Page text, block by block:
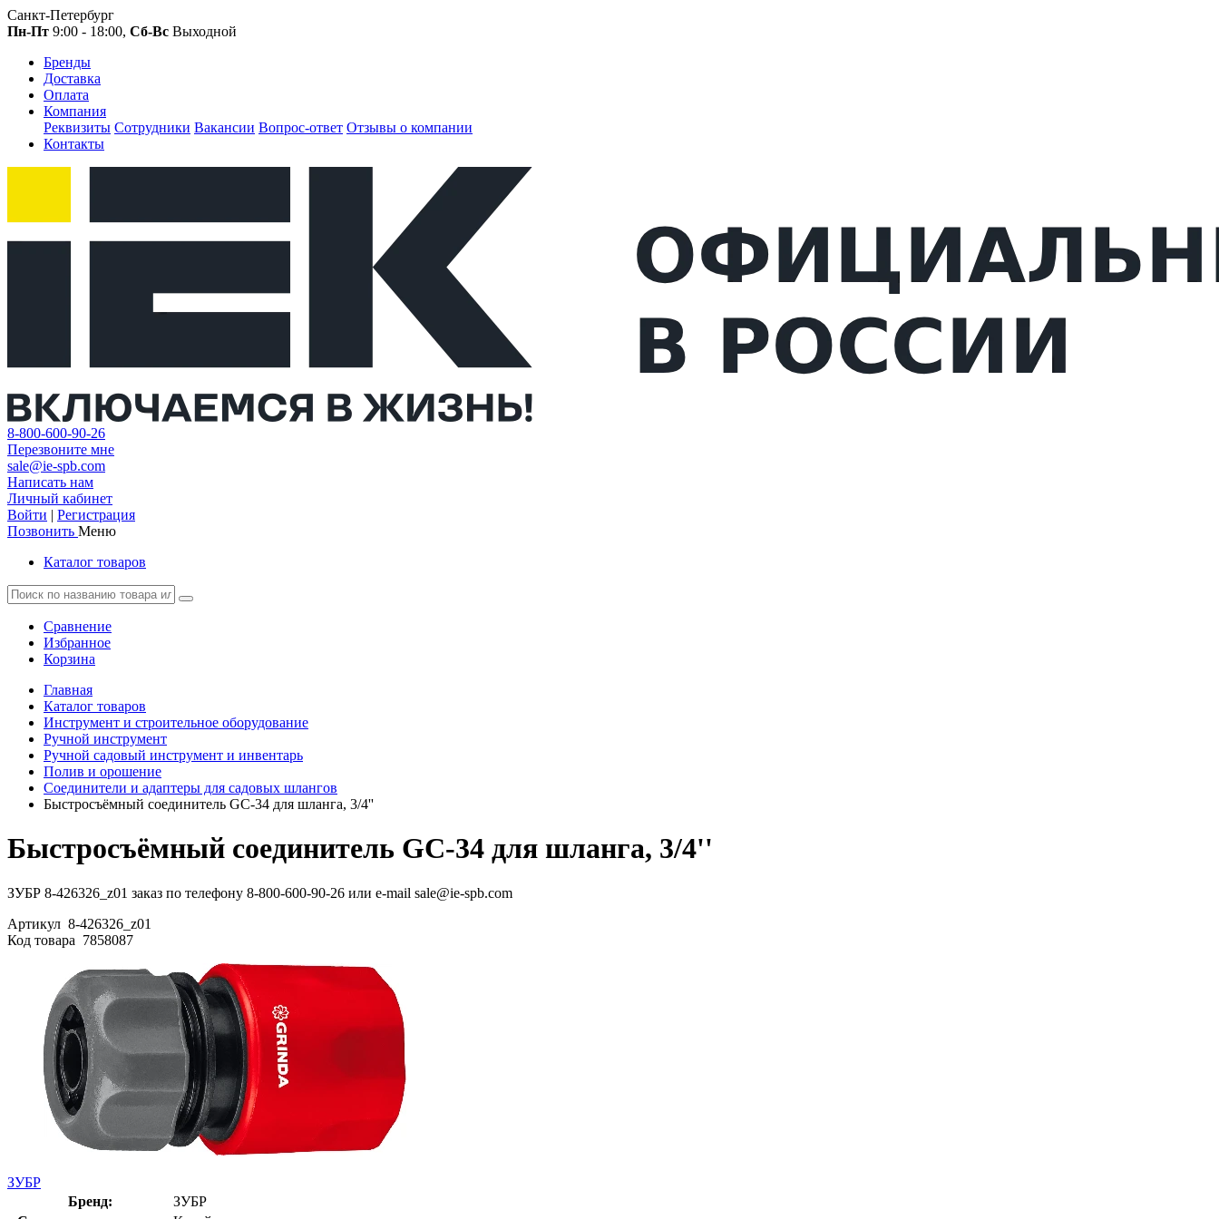
Санкт-Петербург
Пн-Пт 9:00 - 18:00, Сб-Вс Выходной
Бренды
Доставка
Оплата
Компания
Реквизиты Сотрудники Вакансии Вопрос-ответ Отзывы о компании
Контакты
8-800-600-90-26
Перезвоните мне
sale@ie-spb.com
Написать нам
Личный кабинет
Войти | Регистрация
Позвонить Меню
Каталог товаров
Сравнение
Избранное
Корзина
Главная
Каталог товаров
Инструмент и строительное оборудование
Ручной инструмент
Ручной садовый инструмент и инвентарь
Полив и орошение
Соединители и адаптеры для садовых шлангов
Быстросъёмный соединитель GC-34 для шланга, 3/4''
Быстросъёмный соединитель GC-34 для шланга, 3/4''
ЗУБР 8-426326_z01 заказ по телефону 8-800-600-90-26 или e-mail sale@ie-spb.com
Артикул 8-426326_z01
Код товара 7858087
ЗУБР
Бренд:
ЗУБР